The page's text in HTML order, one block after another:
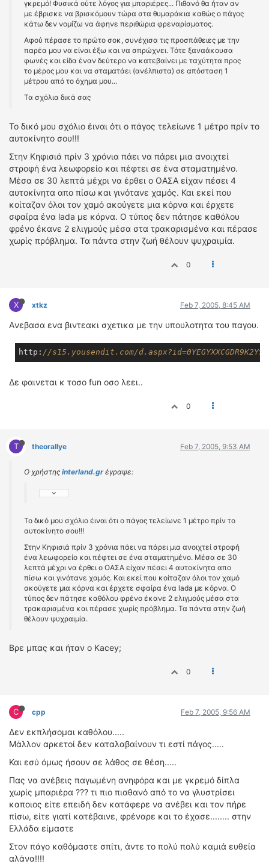
γκρεμό! Φυσικά ούτε λόγος για μπαριέρες... Πιθανό θα ήταν αν
με έβρισκε να βρισκόμουν τώρα στα θυμαράκια καθώς ο πάγος
κάτω δεν νομίζω να άφηνε περιθώρια φρεναρίσματος.
Αφού πέρασε το πρώτο σοκ, συνέχισα τις προσπάθειες με την
παρέα μου να είναι έξω και να σπρώχνει. Τότε ξαναάκουσα
φωνές και είδα έναν δεύτερο να κατεβαίνει με ταχύτητα προς
το μέρος μου και να σταματάει (ανέλπιστα) σε απόσταση 1
μέτρου από το όχημα μου...
Τα σχόλια δικά σας
Το δικό μου σχόλιο έιναι ότι ο πάγος τελείωνε 1 μέτρο πρίν το
αυτοκίνητο σου!!!
Στην Κηφισιά πρίν 3 χρόνια πάει να πάρει μια ανοιχτεί
στροφή ένα λεωφορείο και πέφτει σε ένα σταματημένο.
Μέσα σε 30 λεπτά μέχρι να έρθει ο ΟΑΣΑ είχαν πέσει 4
αυτοκίνητα απο πίσω και γινότανε χαμός. Και εκεί που
κοίταζαν όλοι τον χαμό ακούγετε μια κόρνα και έρχετε
σφαίρα ένα lada με κόρνα. Ο τύπος δεν πάτησε καθόλου
φρένο έκανε 2 ελιγμούς μέσα στα τρακαρισμένα και πέρασε
χωρίς πρόβλημα. Τα πάντα στην ζωή θέλουν ψυχραιμία.
0
X xtkz Feb 7, 2005, 8:45 AM
Aνεβασα ενα βιντεακι σχετικα με την υπουλοτητα του παγου.
http: //s15.yousendit.com/
Δε φαινεται κ τοσο fun οσο λεει..
0
T theorallye Feb 7, 2005, 9:53 AM
Ο χρήστης interland.gr έγραψε:
Το δικό μου σχόλιο έιναι ότι ο πάγος τελείωνε 1 μέτρο πρίν το
αυτοκίνητο σου!!!
Στην Κηφισιά πρίν 3 χρόνια πάει να πάρει μια ανοιχτεί στροφή
ένα λεωφορείο και πέφτει σε ένα σταματημένο. Μέσα σε 30
λεπτά μέχρι να έρθει ο ΟΑΣΑ είχαν πέσει 4 αυτοκίνητα απο
πίσω και γινότανε χαμός. Και εκεί που κοίταζαν όλοι τον χαμό
ακούγετε μια κόρνα και έρχετε σφαίρα ένα lada με κόρνα. Ο
τύπος δεν πάτησε καθόλου φρένο έκανε 2 ελιγμούς μέσα στα
τρακαρισμένα και πέρασε χωρίς πρόβλημα. Τα πάντα στην ζωή
θέλουν ψυχραιμία.
Βρε μπας και ήταν ο Kacey;
0
C cpp Feb 7, 2005, 9:56 AM
Δεν εκπλήσομαι καθόλου.....
Μάλλον αρκετοί δεν καταλαβαίνουν τι εστί πάγος.....
Και εσύ όμως ήσουν σε λάθος σε θέση.....
Πας να ανέβεις παγωμένη ανηφόρα και με γκρεμό δίπλα
χωρίς μπαριέρα ??? τι πιο πιαθανό από το να γλυστρίσει
καποιος είτε επειδή δεν κατάφερε να ανέβει και τον πήρε
πίσω, είτε γιατί κατέβαινε, φρέναρε και το έχασε........ στην
Ελλάδα είμαστε
Στον πάγο καθόμαστε σπίτι, άντε το πολύ πολύ καμιά ευθεία
αλάνα!!!!